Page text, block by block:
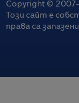
Copyright © 2007-
Този сайт е
права са